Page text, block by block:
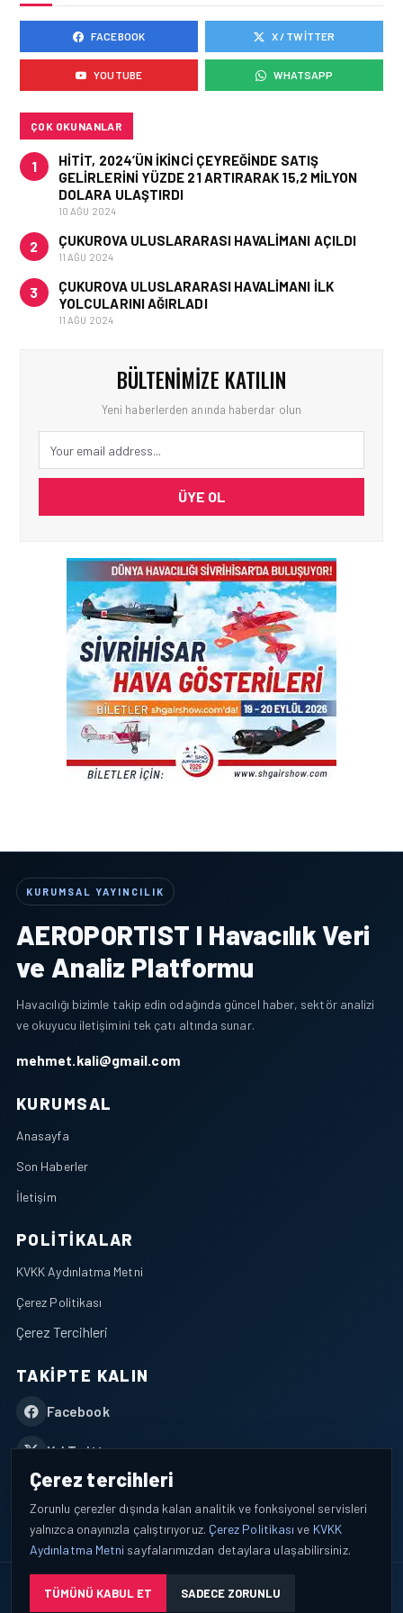
HAVACILIK • 05 AĞU 2026
ÇELEBI HAVACILIK
MACARISTAN’DAN
BUDAPEŞTE GÖNÜLLÜ
FACEBOOK X / TWITTER
YOUTUBE WHATSAPP
ÇOK OKUNANLAR
1
HITIT, 2024’ÜN IKINCI ÇEYREĞINDE SATIŞ
GELIRLERINI YÜZDE 21 ARTIRARAK 15,2 MILYON
DOLARA ULAŞTIRDI
10 AĞU 2024
2 ÇUKUROVA ULUSLARARASI HAVALIMANI AÇILDI
11 AĞU 2024
3
ÇUKUROVA ULUSLARARASI HAVALIMANI İLK
YOLCULARINI AĞIRLADI
11 AĞU 2024
BÜLTENIMIZE KATILIN
Yeni haberlerden anında haberdar olun
ÜYE OL
KURUMSAL YAYINCILIK
AEROPORTIST I Havacılık Veri
ve Analiz Platformu
Havacılığı bizimle takip edin odağında güncel haber, sektör analizi
ve okuyucu iletişimini tek çatı altında sunar.
mehmet.kali@gmail.com
KURUMSAL
Anasayfa
Son Haberler
İletişim
POLITIKALAR
KVKK Aydınlatma Metni
Çerez Politikası
Çerez Tercihleri
TAKIPTE KALIN
Facebook
X / Twitter
YouTube
WhatsApp
© 2026 AEROPORTIST I Havacılık Veri ve Analiz Platformu. Tüm
Çerez tercihleri
Zorunlu çerezler dışında kalan analitik ve fonksiyonel servisleri
yalnızca onayınızla çalıştırıyoruz. Çerez Politikası ve KVKK
Aydınlatma Metni sayfalarımızdan detaylara ulaşabilirsiniz.
TÜMÜNÜ KABUL ET SADECE ZORUNLU